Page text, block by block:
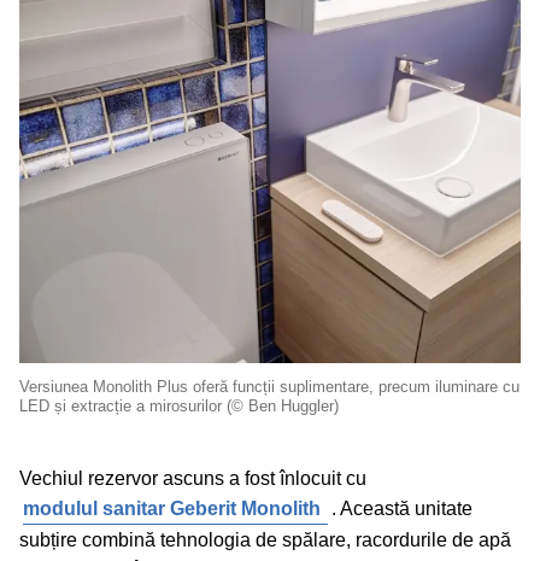
Versiunea Monolith Plus oferă funcții suplimentare, precum iluminare cu
LED și extracție a mirosurilor (© Ben Huggler)
Vechiul rezervor ascuns a fost înlocuit cu
modulul sanitar Geberit Monolith
. Această unitate
subțire combină tehnologia de spălare, racordurile de apă